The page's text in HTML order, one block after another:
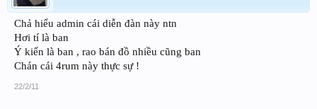
Chả hiểu admin cái diễn đàn này ntn
Hơi tí là ban
Ý kiến là ban , rao bán đồ nhiều cũng ban
Chán cái 4rum này thực sự !
22/2/11